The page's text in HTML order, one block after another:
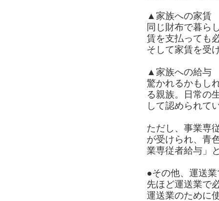
▲家族への家賃
同じ財布で暮ら
賃を支払っても
そして家賃を受
▲家族への給与
驚かれるかもし
る親族。日常の
して認められて
ただし、事業専
が受けられ、青
業専従者給与」
●その他、運送
先ほど運送業で
運送業のために